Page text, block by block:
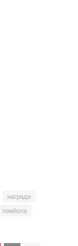
награди
томбола